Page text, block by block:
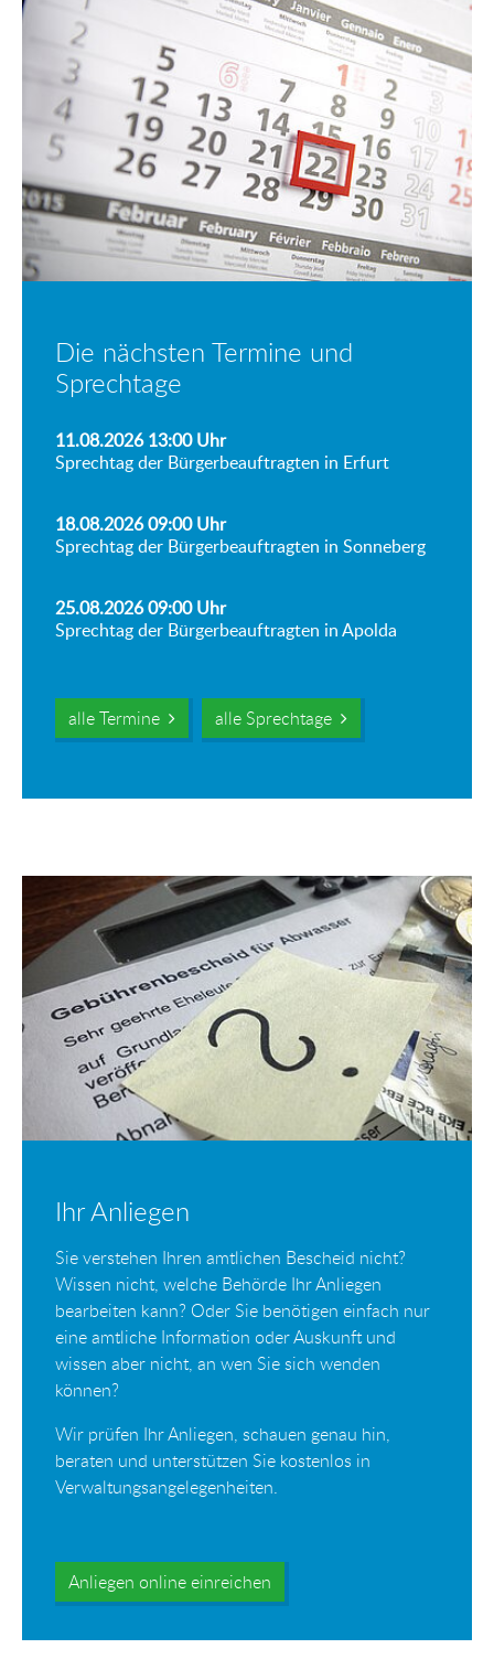
Die nächsten Termine und
Sprechtage
11.08.2026 13:00Uhr
Sprechtag der Bürgerbeauftragten in Erfurt
18.08.2026 09:00Uhr
Sprechtag der Bürgerbeauftragten in Sonneberg
25.08.2026 09:00Uhr
Sprechtag der Bürgerbeauftragten in Apolda
alle Termine alle Sprechtage
Ihr Anliegen
Sie verstehen Ihren amtlichen Bescheid nicht?
Wissen nicht, welche Behörde Ihr Anliegen
bearbeiten kann? Oder Sie benötigen einfach nur
eine amtliche Information oder Auskunft und
wissen aber nicht, an wen Sie sich wenden
können?
Wir prüfen Ihr Anliegen, schauen genau hin,
beraten und unterstützen Sie kostenlos in
Verwaltungsangelegenheiten.
Anliegen online einreichen